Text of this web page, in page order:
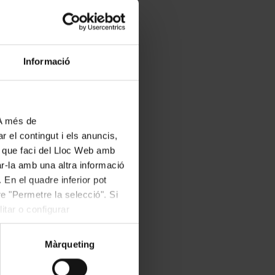
Informació
més de
el contingut i els anuncis,
faci del Lloc Web amb
la amb una altra informació
el quadre inferior pot
"Permetre la selecció". Si
o configurar
Màrqueting
les a la
que es van
tindran
avet de 4 metres
per a la
del Palau.
descobreix el